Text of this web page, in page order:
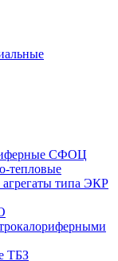
СФОЦ
тепловые
типа ЭКР
ТБЗ